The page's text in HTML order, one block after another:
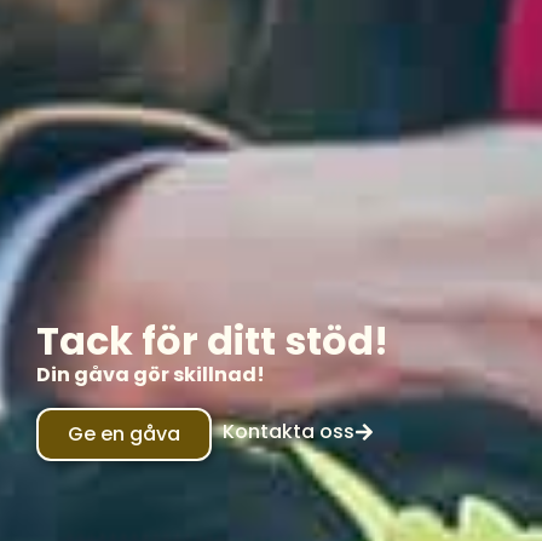
Tack för ditt stöd!
Din gåva gör skillnad!
Ge en gåva Kontakta oss